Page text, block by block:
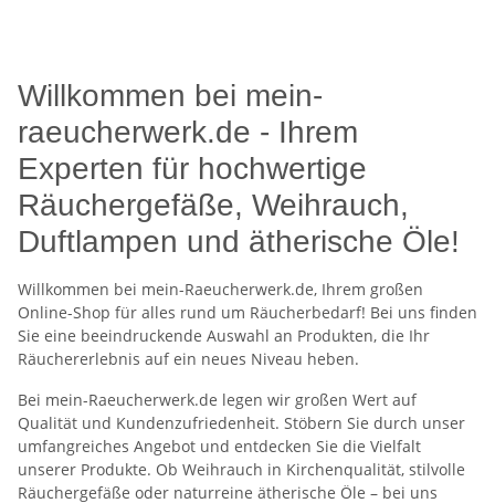
Willkommen bei mein-
raeucherwerk.de - Ihrem
Experten für hochwertige
Räuchergefäße, Weihrauch,
Duftlampen und ätherische Öle!
Willkommen bei mein-Raeucherwerk.de, Ihrem großen
Online-Shop für alles rund um Räucherbedarf! Bei uns finden
Sie eine beeindruckende Auswahl an Produkten, die Ihr
Räuchererlebnis auf ein neues Niveau heben.
Bei mein-Raeucherwerk.de legen wir großen Wert auf
Qualität und Kundenzufriedenheit. Stöbern Sie durch unser
umfangreiches Angebot und entdecken Sie die Vielfalt
unserer Produkte. Ob Weihrauch in Kirchenqualität, stilvolle
Räuchergefäße oder naturreine ätherische Öle – bei uns